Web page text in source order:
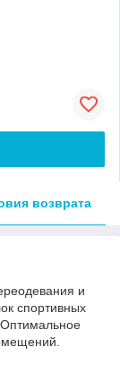
возврата
и
спортивных